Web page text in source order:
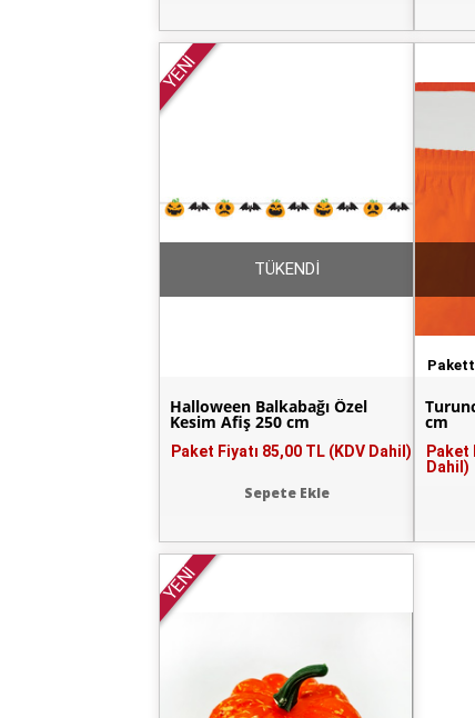
YENİ
Halloween Balkabağı Özel
Kesim Afiş 250 cm
Paket Fiyatı 85,00 TL (KDV Dahil)
Sepete Ekle
TÜKENDİ
cm
Paket
Dahil)
YENİ